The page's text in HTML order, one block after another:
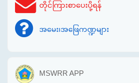
တိုင်ကြားစာပေးပို့ရန်
အမေး၊အဖြေကဏ္ဍများ
MSWRR APP